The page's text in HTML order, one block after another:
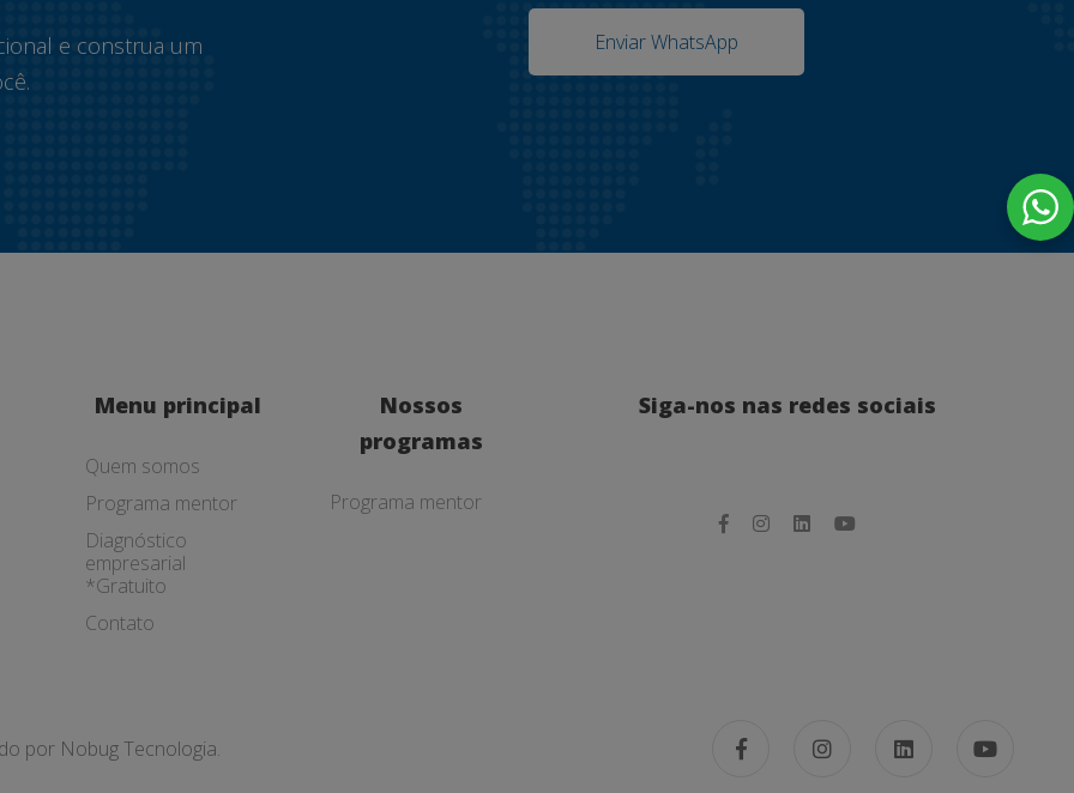
e construa um
Enviar WhatsApp
Menu principal
Quem somos
Programa mentor
Diagnóstico
empresarial
*Gratuito
Contato
Nossos
programas
Programa mentor
Siga-nos nas redes sociais
por Nobug Tecnologia.